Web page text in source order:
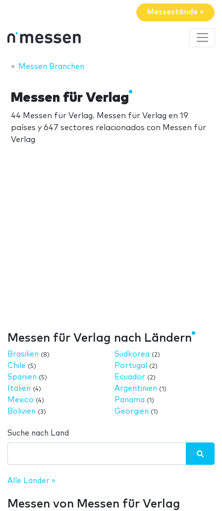
Messestände »
Messen Branchen
Messen für Verlag
44 Messen für Verlag. Messen für Verlag en 19
países y 647 sectores relacionados con Messen für
Verlag
Messen für Verlag nach Ländern
Brasilien (8)
Chile (5)
Spanien (5)
Italien (4)
Mexico (4)
Bolivien (3)
Südkorea (2)
Portugal (2)
Ecuador (2)
Argentinien (1)
Panama (1)
Georgien (1)
Suche nach Land
Alle Länder »
Messen von Messen für Verlag